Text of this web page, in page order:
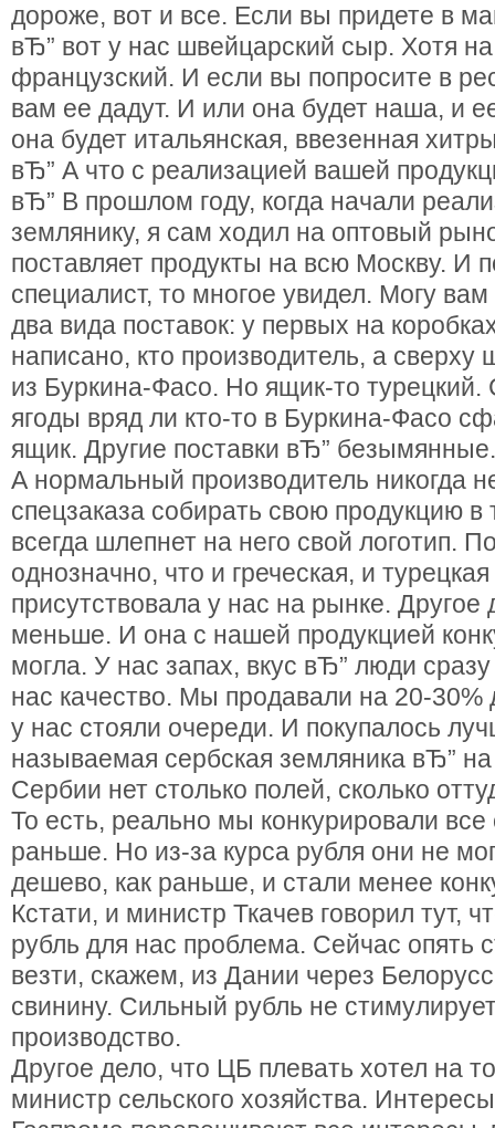
дороже, вот и все. Если вы придете в
вЂ” вот у нас швейцарский сыр. Хотя
французский. И если вы попросите в
вам ее дадут. И или она будет наша, и
она будет итальянская, ввезенная
вЂ” А что с реализацией вашей
вЂ” В прошлом году, когда начали
землянику, я сам ходил на оптовый
поставляет продукты на всю Москву. И
специалист, то многое увидел. Могу вам
два вида поставок: у первых на
написано, кто производитель, а
из Буркина-Фасо. Но ящик-то турецкий.
ягоды вряд ли кто-то в Буркина-Фасо
ящик. Другие поставки вЂ” безымянные.
А нормальный производитель никогда
спецзаказа собирать свою продукцию
всегда шлепнет на него свой логотип.
однозначно, что и греческая, и
присутствовала у нас на рынке. Другое
меньше. И она с нашей продукцией
могла. У нас запах, вкус вЂ” люди
нас качество. Мы продавали на 20-
у нас стояли очереди. И покупалось
называемая сербская земляника вЂ”
Сербии нет столько полей, сколько
То есть, реально мы конкурировали
раньше. Но из-за курса рубля они не
дешево, как раньше, и стали менее
Кстати, и министр Ткачев говорил тут,
рубль для нас проблема. Сейчас опять
везти, скажем, из Дании через
свинину. Сильный рубль не
производство.
Другое дело, что ЦБ плевать хотел на
министр сельского хозяйства.